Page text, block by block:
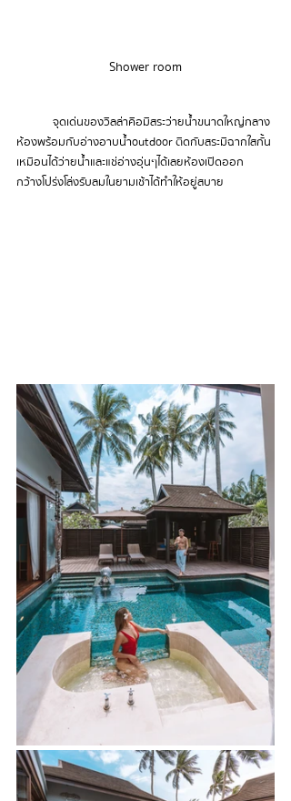
Shower room
ห้องพร้อมกับอ่างอาบน้ำ outdoor ติดกับสระมีฉากใสกั้น
เหมือนได้ว่ายน้ำและแช่อ่างอุ่น ๆ ได้เลย ห้องเปิดออก
กว้าง โปร่งโล่ง รับลมในยามเช้าได้ ทำให้อยู่สบาย